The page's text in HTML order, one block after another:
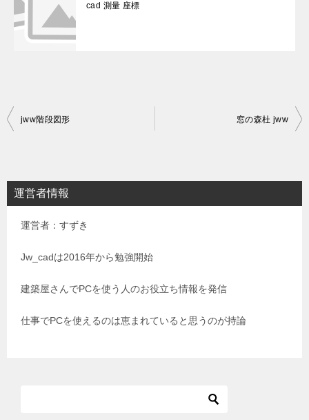
cad 測量 座標
投
ビ
ゲ
jww階段図形 窓の森杜 jww
運営者情報
運営者：すずき
Jw_cadは2016年から勉強開始
建築屋さんでPCを使う人のお役立ち情報を発信
仕事でPCを使えるのは恵まれていると思うのが持論